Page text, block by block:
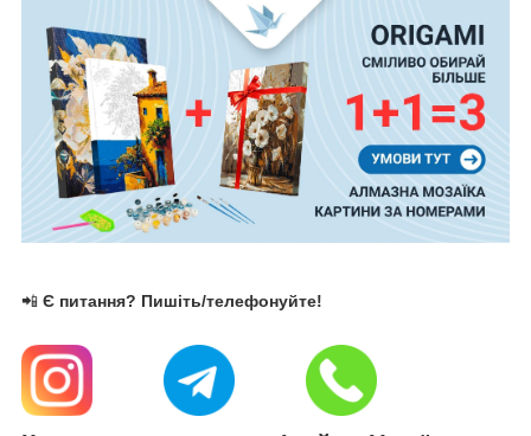
📲 Є питання? Пишіть/телефонуйте!